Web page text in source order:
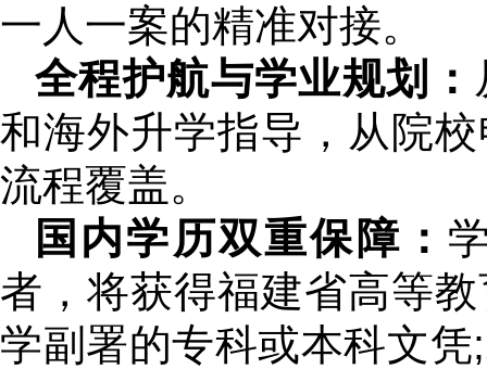
一人一案的精准对接。
全程护航与学业规划：
和海外升学指导，从院
流程覆盖。
国内学历双重保障：
者，将获得福建省高等
学副署的专科或本科文